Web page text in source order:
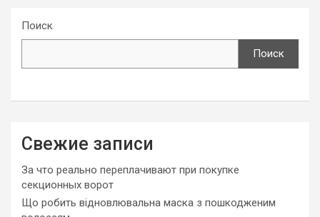
Поиск
Поиск
Свежие записи
За что реально переплачивают при покупке
секционных ворот
Що робить відновлювальна маска з пошкодженим